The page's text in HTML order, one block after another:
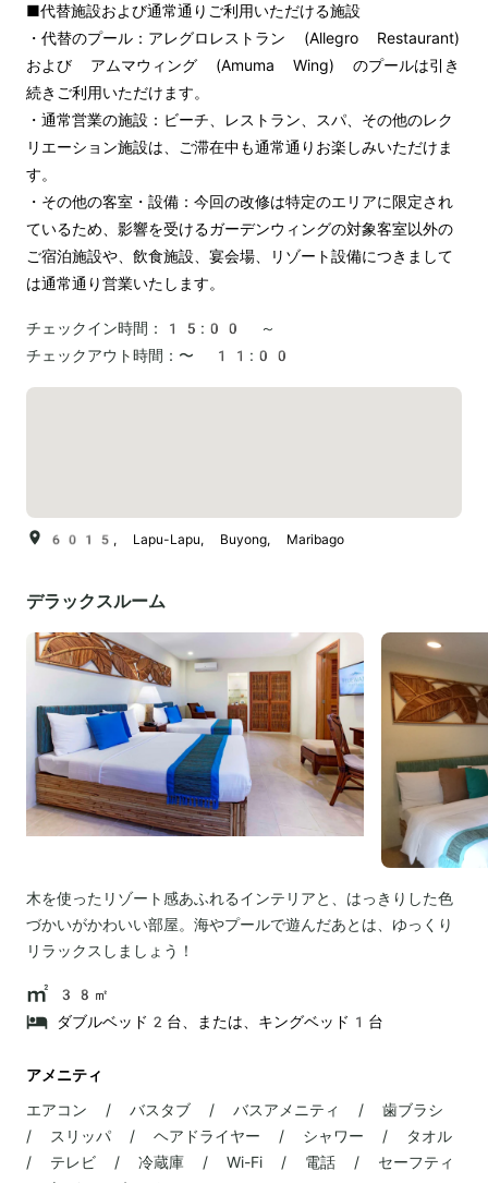
■代替施設および通常通りご利用いただける施設
・代替のプール：アレグロレストラン (Allegro Restaurant)
および アムマウィング (Amuma Wing) のプールは引き
続きご利用いただけます。
・通常営業の施設：ビーチ、レストラン、スパ、その他のレク
リエーション施設は、ご滞在中も通常通りお楽しみいただけま
す。
・その他の客室・設備：今回の改修は特定のエリアに限定され
ているため、影響を受けるガーデンウィングの対象客室以外の
ご宿泊施設や、飲食施設、宴会場、リゾート設備につきまして
は通常通り営業いたします。
チェックイン時間：
15:00 ～
チェックアウト時間： 〜 11:00
6015, Lapu-Lapu, Buyong, Maribago
デラックスルーム
木を使ったリゾート感あふれるインテリアと、はっきりした色
づかいがかわいい部屋。海やプールで遊んだあとは、ゆっくり
リラックスしましょう！
38㎡
ダブルベッド2台、または、キングベッド1台
アメニティ
エアコン / バスタブ / バスアメニティ / 歯ブラシ
/ スリッパ / ヘアドライヤー / シャワー / タオル
/ テレビ / 冷蔵庫 / Wi-Fi / 電話 / セーフティ